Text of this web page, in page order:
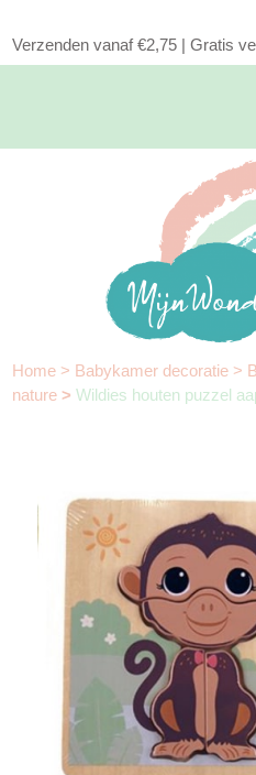
Verzenden vanaf €2,75 | Gratis
Home > Babykamer decoratie >
nature> Wildies houten puzzel